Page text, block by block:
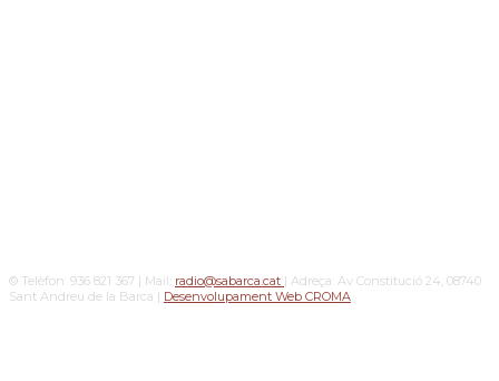
© Telèfon: 936 821 367 | Mail: radio@sabarca.cat | Adreça: Av Constitució 24, 08740
Sant Andreu de la Barca | Desenvolupament Web CROMA